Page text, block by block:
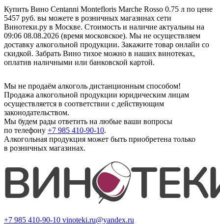
Купить Вино Centanni Montefloris Marche Rosso 0.75 л по цене
5457 руб. вы можете в розничных магазинах сети
Винотеки.ру в Москве. Стоимость и наличие актуальны на
09:06 08.08.2026 (время московское). Мы не осуществляем
доставку алкогольной продукции. Закажите товар онлайн со
скидкой. Забрать Вино тихое можно в наших винотеках,
оплатив наличными или банковской картой.
Мы не продаём алкоголь дистанционным способом!
Продажа алкогольной продукции юридическим лицам
осуществляется в соответствии с действующим
законодательством.
Мы будем рады ответить на любые ваши вопросы
по телефону +7 985 410-90-10.
Алкогольная продукция может быть приобретена только
в розничных магазинах.
+7 985 410-90-10 vinoteki.ru@yandex.ru